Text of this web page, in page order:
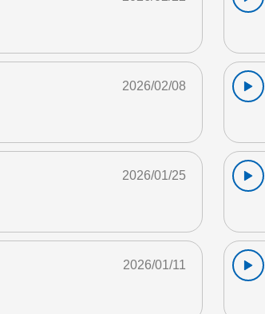
2026/02/08
2026/01/25
2026/01/11